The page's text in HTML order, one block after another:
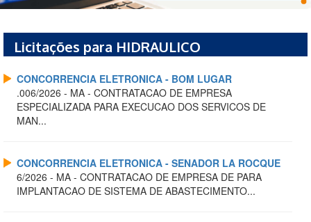
Licitações para HIDRAULICO
CONCORRENCIA ELETRONICA - BOM LUGAR
.006/2026 - MA - CONTRATACAO DE EMPRESA
ESPECIALIZADA PARA EXECUCAO DOS SERVICOS DE
MAN...
CONCORRENCIA ELETRONICA - SENADOR LA ROCQUE
6/2026 - MA - CONTRATACAO DE EMPRESA DE PARA
IMPLANTACAO DE SISTEMA DE ABASTECIMENTO...